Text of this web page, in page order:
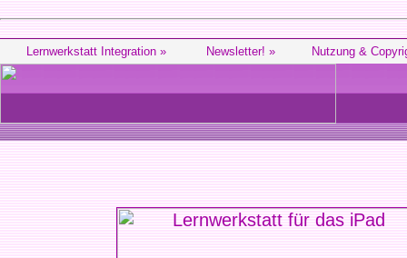
Lernwerkstatt Integration » Newsletter! » Nutzung &